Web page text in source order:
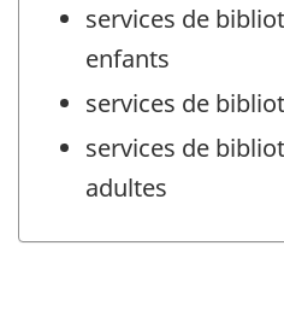
services de
enfants
services de
services de
adultes